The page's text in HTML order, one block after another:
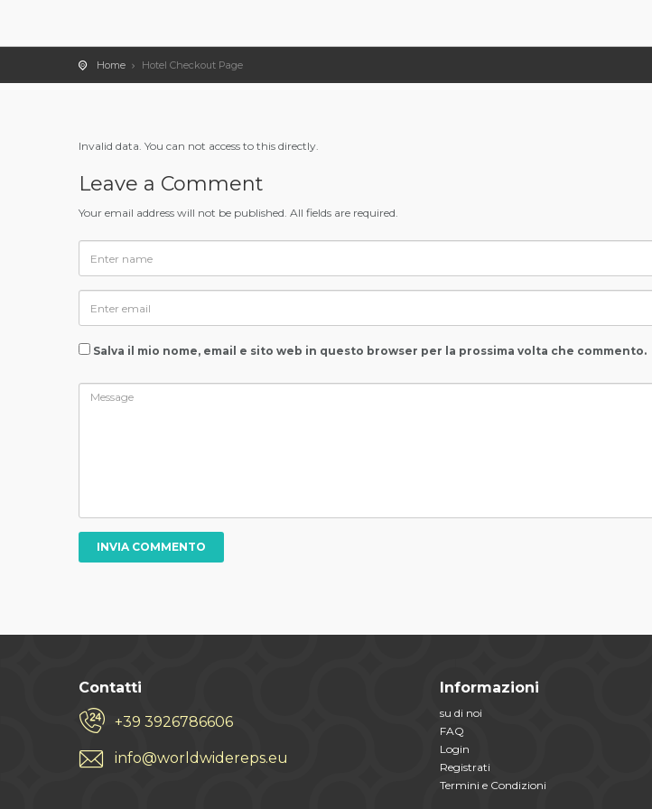
Home Hotel Checkout Page
Invalid data. You can not access to this directly.
Leave a Comment
Your email address will not be published. All fields are required.
Salva il mio nome, email e sito web in questo browser per la prossima volta che commento.
Contatti
+39 3926786606
info@worldwidereps.eu
Informazioni
su di noi
FAQ
Login
Registrati
Termini e Condizioni